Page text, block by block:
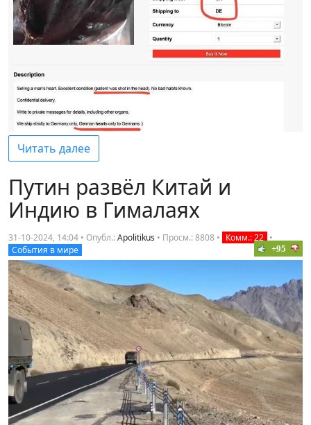
Читать далее
Путин развёл Китай и
Индию в Гималаях
31-10-2024, 14:04 • Опубл.:Apolitikus • Просм.: 8808 • Комм.: 22 •
События в мире
+95